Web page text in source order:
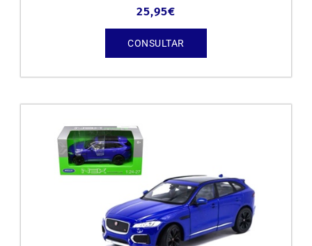
25,95€
CONSULTAR